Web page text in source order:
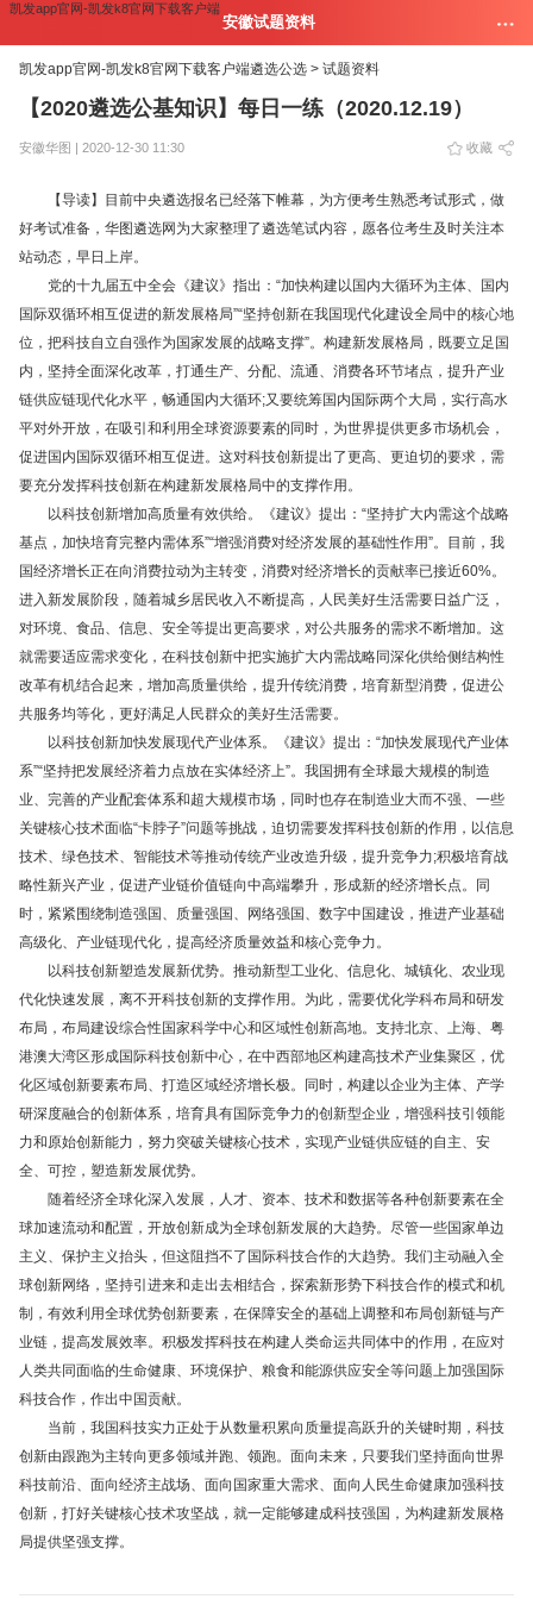
凯发app官网-凯发k8官网下载客户端
安徽试题资料
凯发app官网-凯发k8官网下载客户端遴选公选 > 试题资料
【2020遴选公基知识】每日一练（2020.12.19）
安徽华图 | 2020-12-30 11:30 收藏
【导读】目前中央遴选报名已经落下帷幕，为方便考生熟悉考试形式，做
好考试准备，华图遴选网为大家整理了遴选笔试内容，愿各位考生及时关注本
站动态，早日上岸。
党的十九届五中全会《建议》指出：“加快构建以国内大循环为主体、国内
国际双循环相互促进的新发展格局”“坚持创新在我国现代化建设全局中的核心地
位，把科技自立自强作为国家发展的战略支撑”。构建新发展格局，既要立足国
内，坚持全面深化改革，打通生产、分配、流通、消费各环节堵点，提升产业
链供应链现代化水平，畅通国内大循环;又要统筹国内国际两个大局，实行高水
平对外开放，在吸引和利用全球资源要素的同时，为世界提供更多市场机会，
促进国内国际双循环相互促进。这对科技创新提出了更高、更迫切的要求，需
要充分发挥科技创新在构建新发展格局中的支撑作用。
以科技创新增加高质量有效供给。《建议》提出：“坚持扩大内需这个战略
基点，加快培育完整内需体系”“增强消费对经济发展的基础性作用”。目前，我
国经济增长正在向消费拉动为主转变，消费对经济增长的贡献率已接近60%。
进入新发展阶段，随着城乡居民收入不断提高，人民美好生活需要日益广泛，
对环境、食品、信息、安全等提出更高要求，对公共服务的需求不断增加。这
就需要适应需求变化，在科技创新中把实施扩大内需战略同深化供给侧结构性
改革有机结合起来，增加高质量供给，提升传统消费，培育新型消费，促进公
共服务均等化，更好满足人民群众的美好生活需要。
以科技创新加快发展现代产业体系。《建议》提出：“加快发展现代产业体
系”“坚持把发展经济着力点放在实体经济上”。我国拥有全球最大规模的制造
业、完善的产业配套体系和超大规模市场，同时也存在制造业大而不强、一些
关键核心技术面临“卡脖子”问题等挑战，迫切需要发挥科技创新的作用，以信息
技术、绿色技术、智能技术等推动传统产业改造升级，提升竞争力;积极培育战
略性新兴产业，促进产业链价值链向中高端攀升，形成新的经济增长点。同
时，紧紧围绕制造强国、质量强国、网络强国、数字中国建设，推进产业基础
高级化、产业链现代化，提高经济质量效益和核心竞争力。
以科技创新塑造发展新优势。推动新型工业化、信息化、城镇化、农业现
代化快速发展，离不开科技创新的支撑作用。为此，需要优化学科布局和研发
布局，布局建设综合性国家科学中心和区域性创新高地。支持北京、上海、粤
港澳大湾区形成国际科技创新中心，在中西部地区构建高技术产业集聚区，优
化区域创新要素布局、打造区域经济增长极。同时，构建以企业为主体、产学
研深度融合的创新体系，培育具有国际竞争力的创新型企业，增强科技引领能
力和原始创新能力，努力突破关键核心技术，实现产业链供应链的自主、安
全、可控，塑造新发展优势。
随着经济全球化深入发展，人才、资本、技术和数据等各种创新要素在全
球加速流动和配置，开放创新成为全球创新发展的大趋势。尽管一些国家单边
主义、保护主义抬头，但这阻挡不了国际科技合作的大趋势。我们主动融入全
球创新网络，坚持引进来和走出去相结合，探索新形势下科技合作的模式和机
制，有效利用全球优势创新要素，在保障安全的基础上调整和布局创新链与产
业链，提高发展效率。积极发挥科技在构建人类命运共同体中的作用，在应对
人类共同面临的生命健康、环境保护、粮食和能源供应安全等问题上加强国际
科技合作，作出中国贡献。
当前，我国科技实力正处于从数量积累向质量提高跃升的关键时期，科技
创新由跟跑为主转向更多领域并跑、领跑。面向未来，只要我们坚持面向世界
科技前沿、面向经济主战场、面向国家重大需求、面向人民生命健康加强科技
创新，打好关键核心技术攻坚战，就一定能够建成科技强国，为构建新发展格
局提供坚强支撑。